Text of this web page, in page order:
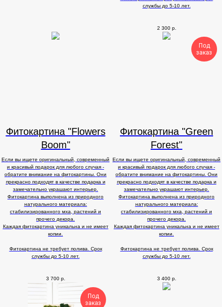
службы до 5-10 лет.
2 300 р.
Фитокартина "Flowers
Boom"
Если вы ищете оригинальный, современный
и красивый подарок для любого случая -
обратите внимание на фитокартины. Они
прекрасно подходят в качестве подарка и
замечательно украшают интерьер.
Фитокартина выполнена из природного
натурального материала:
стабилизированного мха, растений и
прочего декора.
Каждая фитокартина уникальна и не имеет
копии.
Фитокартина не требует полива. Срок
службы до 5-10 лет.
3 700 р.
Под
заказ
Фитокартина "Green
Forest"
Если вы ищете оригинальный, современный
и красивый подарок для любого случая -
обратите внимание на фитокартины. Они
прекрасно подходят в качестве подарка и
замечательно украшают интерьер.
Фитокартина выполнена из природного
натурального материала:
стабилизированного мха, растений и
прочего декора.
Каждая фитокартина уникальна и не имеет
копии.
Фитокартина не требует полива. Срок
службы до 5-10 лет.
3 400 р.
Под
заказ